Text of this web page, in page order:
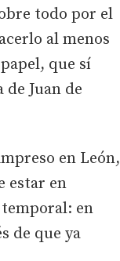
todo por el
al menos
que sí
Juan de
en León,
estar en
en
de que ya